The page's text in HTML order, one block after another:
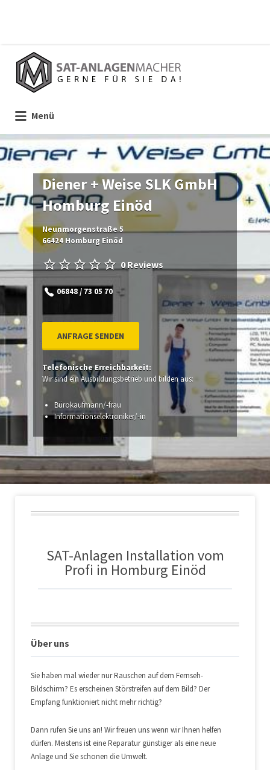
Suchen
nach:
Menü
Diener + Weise SLK GmbH
Homburg Einöd
Neunmorgenstraße 5
66424 Homburg Einöd
0 Reviews
06848 / 73 05 70
ANFRAGE SENDEN
Telefonische Erreichbarkeit:
Wir sind ein Ausbildungsbetrieb und bilden aus:
Bürokaufmann/-frau
Informationselektroniker/-in
SAT-Anlagen Installation vom
Profi in Homburg Einöd
Über uns
Sie haben mal wieder nur Rauschen auf dem Fernseh-
Bildschirm? Es erscheinen Störstreifen auf dem Bild? Der
Empfang funktioniert nicht mehr richtig?
Dann rufen Sie uns an! Wir freuen uns wenn wir Ihnen helfen
dürfen. Meistens ist eine Reparatur günstiger als eine neue
Anlage und Sie schonen die Umwelt.